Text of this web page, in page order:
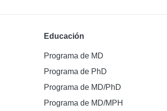
Educación
Programa de MD
Programa de PhD
Programa de MD/PhD
Programa de MD/MPH